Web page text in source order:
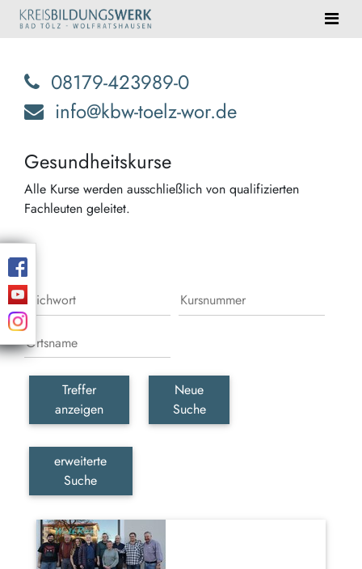
08179-423989-0
info@kbw-toelz-wor.de
Gesundheitskurse
Alle Kurse werden ausschließlich von qualifizierten
Fachleuten geleitet.
Treffer
anzeigen
Neue
Suche
erweiterte
Suche